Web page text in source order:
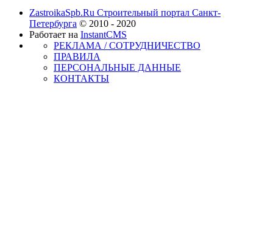
ZastroikaSpb.Ru Строительный портал Санкт-
Петербурга © 2010 - 2020
Работает на InstantCMS
РЕКЛАМА / СОТРУДНИЧЕСТВО
ПРАВИЛА
ПЕРСОНАЛЬНЫЕ ДАННЫЕ
КОНТАКТЫ